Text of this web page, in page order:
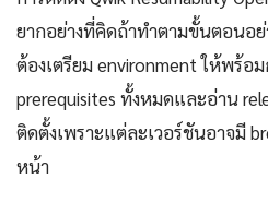
ยากอย่างที่คิดถ้าทำตามขั้นตอนอ
ต้องเตรียม environment ให้พร้อ
prerequisites ทั้งหมดและอ่าน
ติดตั้งเพราะแต่ละเวอร์ชันอาจมี
หน้า